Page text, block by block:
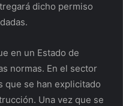
dicho permiso
en un Estado de
normas. En el sector
que se han explicitado
Una vez que se